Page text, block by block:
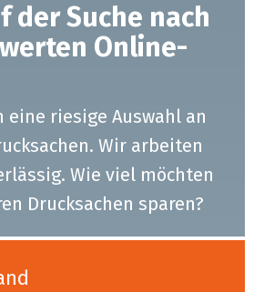
der Suche nach
Online-
riesige Auswahl an
Wir arbeiten
Wie viel möchten
Drucksachen sparen?